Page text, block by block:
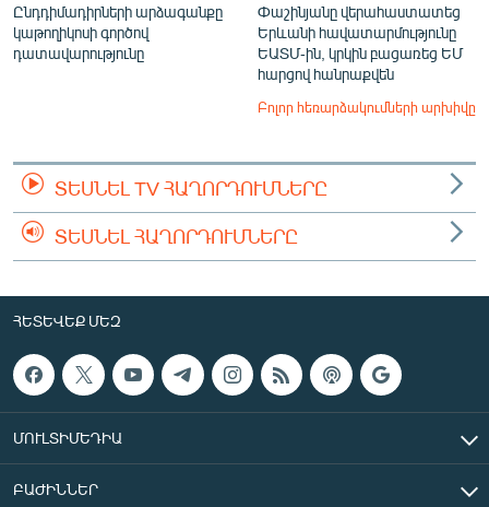
Ընդդիմադիրների արձագանքը
կաթողիկոսի գործով
դատավարությունը
Փաշինյանը վերահաստատեց
Երևանի հավատարմությունը
ԵԱՏՄ-ին, կրկին բացառեց ԵՄ
հարցով հանրաքվեն
Բոլոր հեռարձակումների արխիվը
ՏԵՍՆԵԼ TV ՀԱՂՈՐԴՈՒՄՆԵՐԸ
ՏԵՍՆԵԼ ՀԱՂՈՐԴՈՒՄՆԵՐԸ
ՀԵՏԵՎԵՔ ՄԵԶ
ՄՈՒԼՏԻՄԵԴԻԱ
ԲԱԺԻՆՆԵՐ